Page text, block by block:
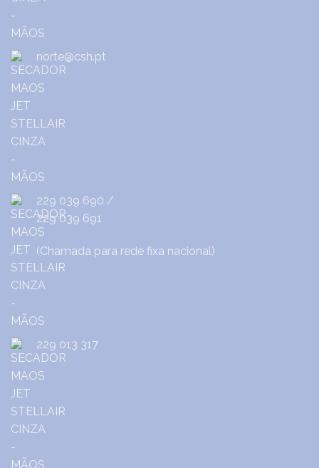
norte@csh.pt
229 039 690 /
229 039 691
(Chamada para rede fixa nacional)
229 013 317